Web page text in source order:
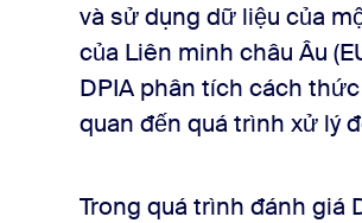
và sử dụng dữ liệu của
của Liên minh châu Âu
DPIA phân tích cách
quan đến quá trình xử lý
Trong quá trình đánh giá